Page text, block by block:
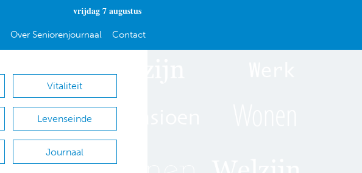
vrijdag 7 augustus
Over Seniorenjournaal Contact
Vitaliteit
Levenseinde
Journaal